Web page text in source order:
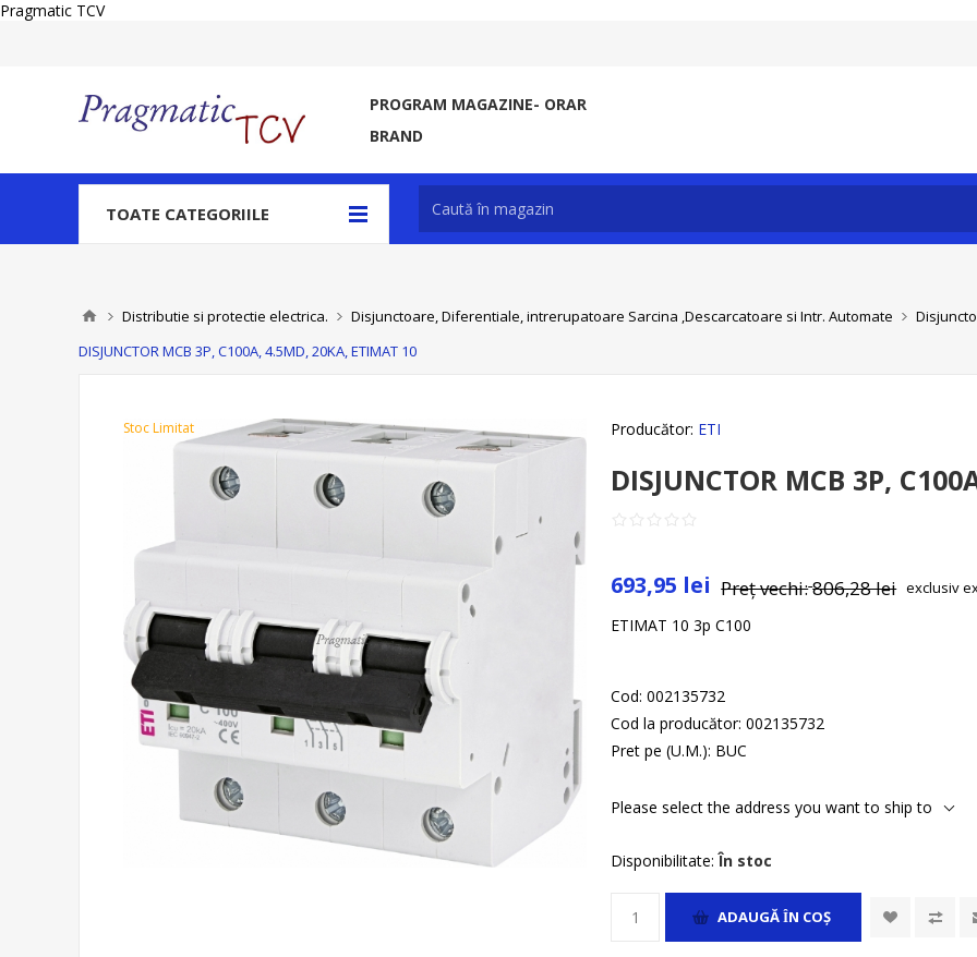
Pragmatic TCV
PROGRAM MAGAZINE- ORAR
BRAND
TOATE CATEGORIILE
Distributie si protectie electrica. Disjunctoare, Diferentiale, intrerupatoare Sarcina ,Descarcatoare si Intr. Automate
DISJUNCTOR MCB 3P, C100A, 4.5MD, 20KA, ETIMAT 10
Stoc Limitat Producător: ETI
DISJUNCTOR MCB 3P,
693,95 lei Preț vechi:806,28 lei exclusiv
ETIMAT 10 3p C100
Cod: 002135732
Cod la producător: 002135732
Pret pe (U.M.): BUC
Please select the address you want to ship to
Disponibilitate: În stoc
ADAUGĂ ȊN COŞ